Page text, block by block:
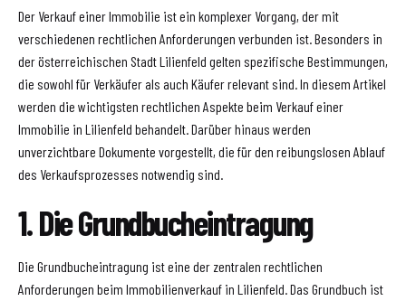
Der Verkauf einer Immobilie ist ein komplexer Vorgang, der mit
verschiedenen rechtlichen Anforderungen verbunden ist. Besonders in
der österreichischen Stadt Lilienfeld gelten spezifische Bestimmungen,
die sowohl für Verkäufer als auch Käufer relevant sind. In diesem Artikel
werden die wichtigsten rechtlichen Aspekte beim Verkauf einer
Immobilie in Lilienfeld behandelt. Darüber hinaus werden
unverzichtbare Dokumente vorgestellt, die für den reibungslosen Ablauf
des Verkaufsprozesses notwendig sind.
1. Die Grundbucheintragung
Die Grundbucheintragung ist eine der zentralen rechtlichen
Anforderungen beim Immobilienverkauf in Lilienfeld. Das Grundbuch ist